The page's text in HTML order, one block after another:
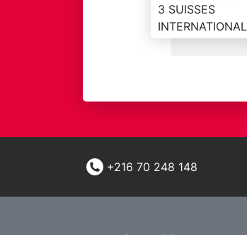
3 SUISSES
INTERNATIONAL
+216 70 248 148